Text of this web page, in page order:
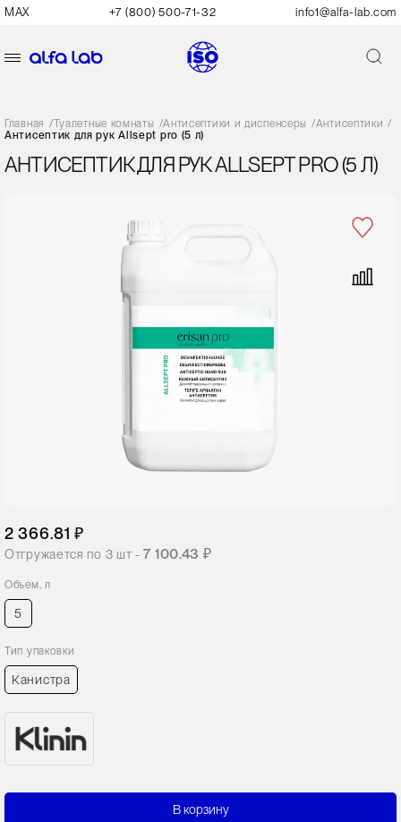
MAX +7 (800) 500-71-32 info1@alfa-lab.com
Главная /Туалетные комнаты /Антисептики и диспенсеры /Антисептики /
Антисептик для рук Allsept pro (5 л)
АНТИСЕПТИК ДЛЯ РУК ALLSEPT PRO (5 Л)
2 366.81 ₽
Отгружается по 3 шт -7 100.43 ₽
Объем, л
5
Тип упаковки
Канистра
В корзину